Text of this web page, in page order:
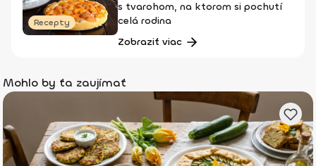
Recepty
s tvarohom, na ktorom si pochutí
celá rodina
Zobraziť viac
Mohlo by ťa zaujímať